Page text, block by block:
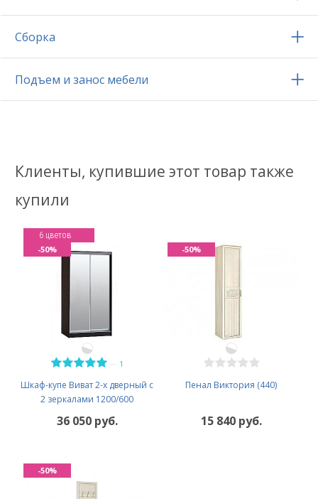
Сборка
Подъем и занос мебели
Клиенты, купившие этот товар также
купили
1
Шкаф-купе Виват 2-х дверный с
2 зеркалами 1200/600
6 цветов
36 050 руб.
-50%
Пенал Виктория (440)
15 840 руб.
-50%
-50%